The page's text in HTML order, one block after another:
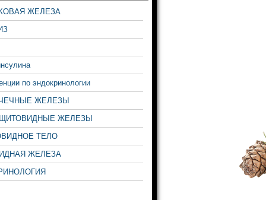
ЖЕЛЕЗА
по эндокринологии
ЖЕЛЕЗЫ
ЖЕЛЕЗЫ
ТЕЛО
ЖЕЛЕЗА